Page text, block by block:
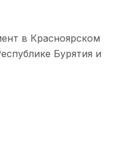
в Красноярском
Бурятия и